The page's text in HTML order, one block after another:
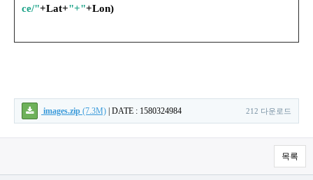
ce/"+Lat+"+"+Lon)
images.zip (7.3M) 212 다운로드
DATE : 1580324984
목록